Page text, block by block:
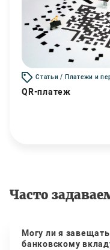
Статьи / Платежи и
QR-платеж
Часто
Могу ли я
банковскому